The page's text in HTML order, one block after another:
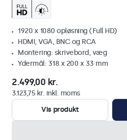
1920 x 1080 opløsning (Full HD)
HDMI, VGA, BNC og RCA
Montering: skrivebord, væg
Ydermål: 318 x 200 x 33 mm
2.499,00 kr.
3.123,75 kr. inkl. moms
Vis produkt